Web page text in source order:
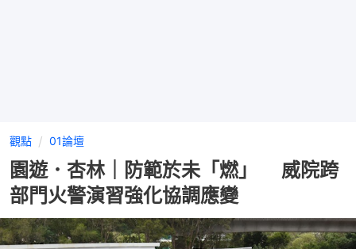
觀點 01論壇
園遊．杏林｜防範於未「燃」 威院跨
部門火警演習強化協調應變